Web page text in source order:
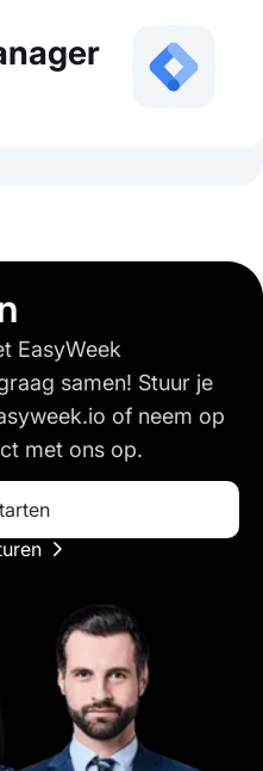
EasyWeek
samen! Stuur je
of neem op
met ons op.